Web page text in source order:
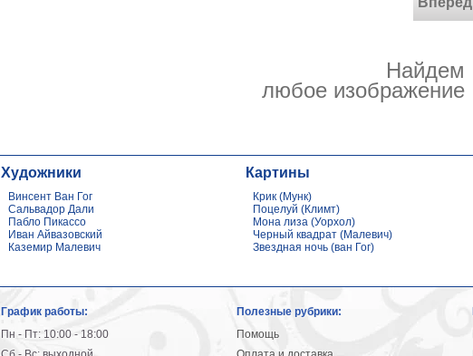
Найдем
любое изображение
Художники
Винсент Ван Гог
Сальвадор Дали
Пабло Пикассо
Иван Айвазовский
Каземир Малевич
Картины
Крик (Мунк)
Поцелуй (Климт)
Мона лиза (Уорхол)
Черный квадрат (Малевич)
Звездная ночь (ван Гог)
График работы:
Пн - Пт: 10:00 - 18:00
Полезные рубрики:
Помощь